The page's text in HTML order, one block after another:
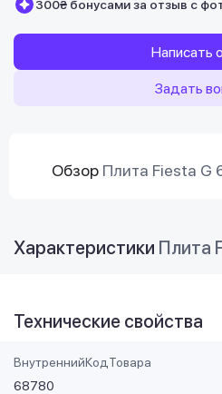
300₴ бонусами за отзыв с
Написать
Задать
Обзор Плита Fiesta G
Характеристики Плита
Технические свойства
ВнутреннийКодТовара
68780